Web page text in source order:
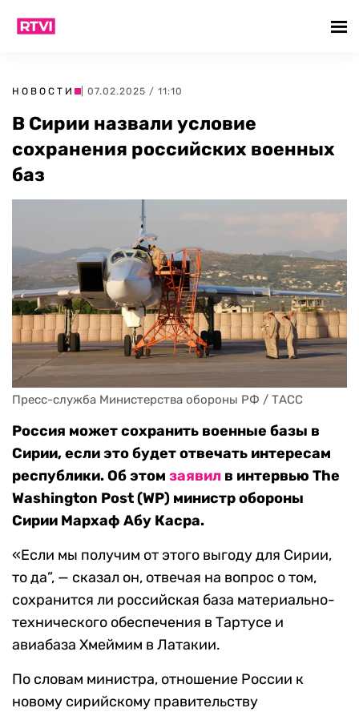
НОВОСТИ | 07.02.2025 / 11:10
В Сирии назвали условие
сохранения российских военных
баз
Пресс-служба Министерства обороны РФ / ТАСС
Россия может сохранить военные базы в
Сирии, если это будет отвечать интересам
республики. Об этом заявил в интервью The
Washington Post (WP) министр обороны
Сирии Мархаф Абу Касра.
«Если мы получим от этого выгоду для Сирии,
то да”, — сказал он, отвечая на вопрос о том,
сохранится ли российская база материально-
технического обеспечения в Тартусе и
авиабаза Хмеймим в Латакии.
По словам министра, отношение России к
новому сирийскому правительству